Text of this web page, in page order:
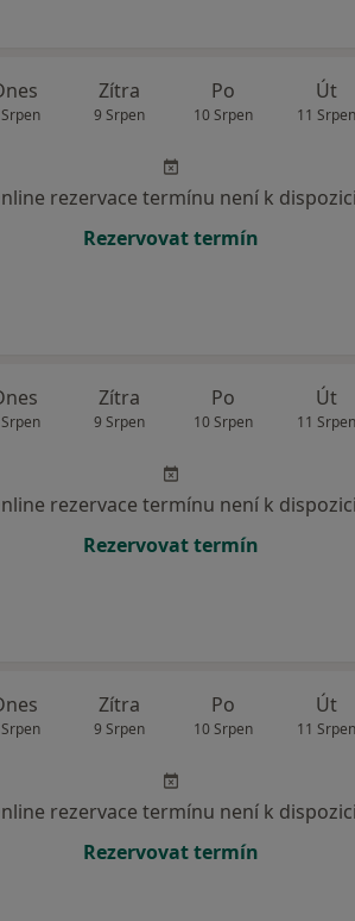
Zítra
9 Srpen
Po
10 Srpen
Út
11 Srpen
rezervace termínu není k dispozici
Rezervovat termín
Zítra
9 Srpen
Po
10 Srpen
Út
11 Srpen
rezervace termínu není k dispozici
Rezervovat termín
Zítra
9 Srpen
Po
10 Srpen
Út
11 Srpen
rezervace termínu není k dispozici
Rezervovat termín